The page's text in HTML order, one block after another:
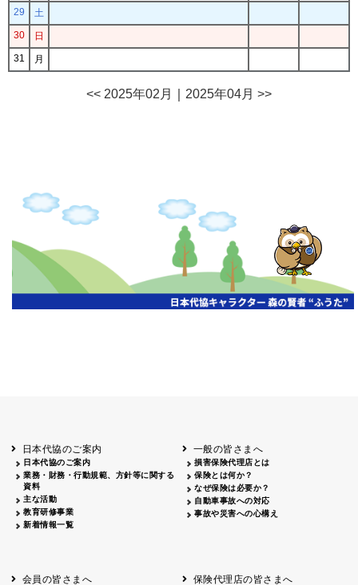
29
土
30
日
31
月
<< 2025年02月 2025年04月 >>
日本代協のご案内
日本代協のご案内
業務・財務・行動規範、方針等に関する
資料
主な活動
教育研修事業
新着情報一覧
一般の皆さまへ
損害保険代理店とは
保険とは何か？
なぜ保険は必要か？
自動車事故への対応
事故や災害への心構え
会員の皆さまへ 保険代理店の皆さまへ